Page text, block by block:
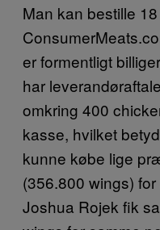
Man kan bestille
er formentligt
har
omkring 400
kasse, hvilket
kunne købe lige
(356.800 wings)
Joshua Rojek fik